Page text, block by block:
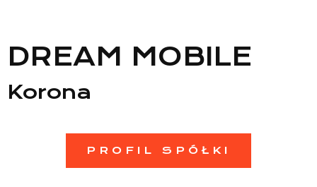
Informacje
DREAM MOBILE
Korona
PROFIL SPÓŁKI